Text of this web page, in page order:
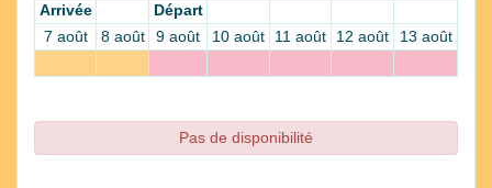
Arrivée
Départ
7 août
8 août 9 août 10 août 11 août 12 août 13 août
Pas de disponibilité